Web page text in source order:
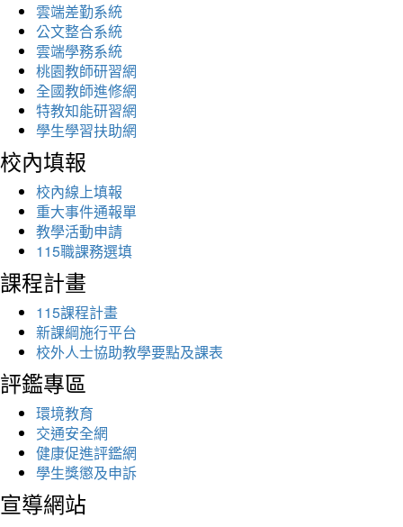
雲端差勤系統
公文整合系統
雲端學務系統
桃園教師研習網
全國教師進修網
特教知能研習網
學生學習扶助網
校內填報
校內線上填報
重大事件通報單
教學活動申請
115職課務選填
課程計畫
115課程計畫
新課綱施行平台
校外人士協助教學要點及課表
評鑑專區
環境教育
交通安全網
健康促進評鑑網
學生獎懲及申訴
宣導網站